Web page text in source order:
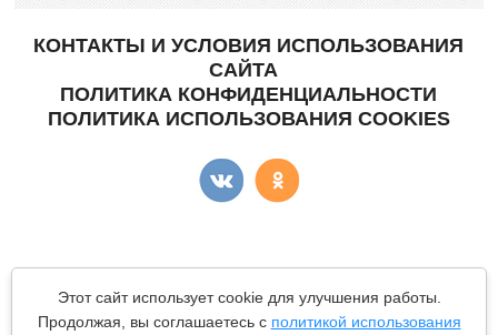
КОНТАКТЫ И УСЛОВИЯ ИСПОЛЬЗОВАНИЯ
САЙТА
ПОЛИТИКА КОНФИДЕНЦИАЛЬНОСТИ
ПОЛИТИКА ИСПОЛЬЗОВАНИЯ COOKIES
Copyright © "КартоФан"- сайт о картошке.
Все материалы данного сайта являются объектами авторского
Этот сайт использует cookie для улучшения работы.
Продолжая, вы соглашаетесь с политикой использования